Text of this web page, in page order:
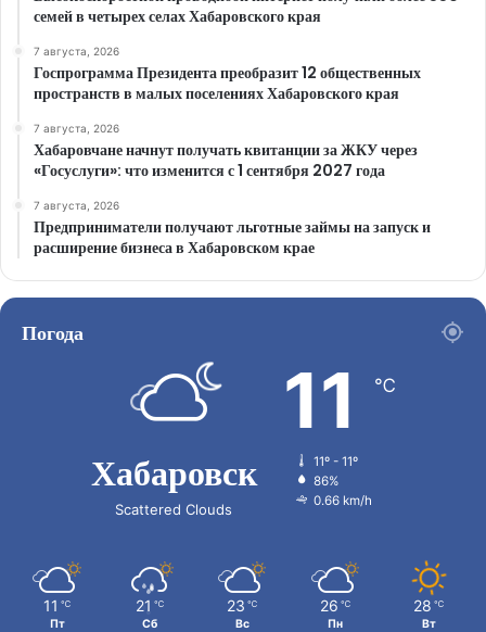
семей в четырех селах Хабаровского края
7 августа, 2026
Госпрограмма Президента преобразит 12 общественных
пространств в малых поселениях Хабаровского края
7 августа, 2026
Хабаровчане начнут получать квитанции за ЖКУ через
«Госуслуги»: что изменится с 1 сентября 2027 года
7 августа, 2026
Предприниматели получают льготные займы на запуск и
расширение бизнеса в Хабаровском крае
Погода
Хабаровск
Scattered Clouds
11 ℃
11º - 11º
86%
0.66 km/h
11 ℃
Пт
21 ℃
Сб
23 ℃
Вс
26 ℃
Пн
28 ℃
Вт